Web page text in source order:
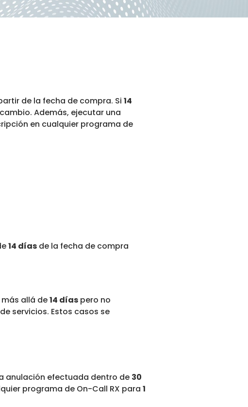
de la fecha de compra. Si 14
Además, ejecutar una
en cualquier programa de
14 días de la fecha de compra
más allá de14 días pero no
servicios. Estos casos se
anulación efectuada dentro de 30
programa de On-Call RX para 1